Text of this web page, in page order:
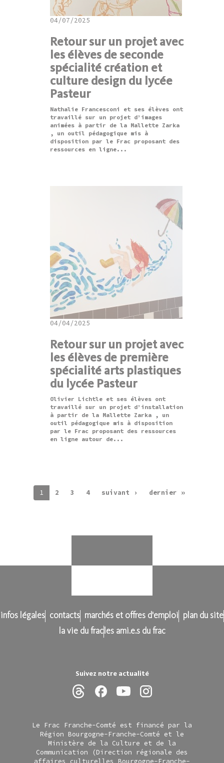
Suivez notre actualité
04/07/2025
Retour sur un projet avec
les élèves de seconde
spécialité création et
culture design du lycée
Pasteur
Nathalie Francesconi et ses élèves ont
travaillé sur un projet d’images
animées à partir de la Mallette Zarka
, un outil pédagogique mis à
disposition par le Frac proposant des
ressources en ligne...
04/04/2025
Retour sur un projet avec
les élèves de première
spécialité arts plastiques
du lycée Pasteur
Olivier Lichtle et ses élèves ont
travaillé sur un projet d’installation
à partir de la Mallette Zarka , un
outil pédagogique mis à disposition
par le Frac proposant des ressources
en ligne autour de...
1 2 3 4 suivant › dernier »
infos légales contacts marchés et offres d'emploi
plan du site
la vie du frac les ami.e.s du frac
Le Frac Franche-Comté est financé par la
Région Bourgogne-Franche-Comté et le
Ministère de la Culture et de la
Communication (Direction régionale des
affaires culturelles Bourgogne-Franche-